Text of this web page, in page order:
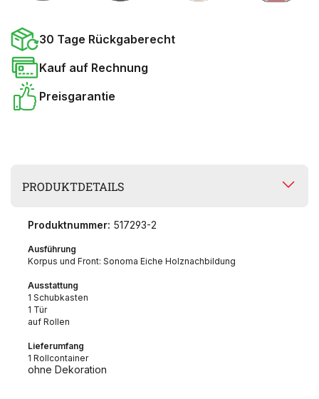
30 Tage Rückgaberecht
Kauf auf Rechnung
Preisgarantie
PRODUKTDETAILS
Produktnummer: 517293-2
Ausführung
Korpus und Front: Sonoma Eiche Holznachbildung
Ausstattung
1 Schubkasten
1 Tür
auf Rollen
Lieferumfang
1 Rollcontainer
ohne Dekoration